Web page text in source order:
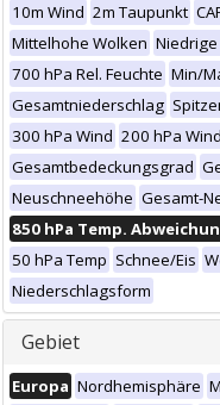
10m Wind 2m Taupunkt
Mittelhohe Wolken
700 hPa Rel. Feuchte Min/
Gesamtniederschlag
300 hPa Wind 200 hPa Wind
Gesamtbedeckungsgrad
Neuschneehöhe Gesamt-
850 hPa Temp.
50 hPa Temp Schnee/Eis
Niederschlagsform
Gebiet
Europa Nordhemisphäre